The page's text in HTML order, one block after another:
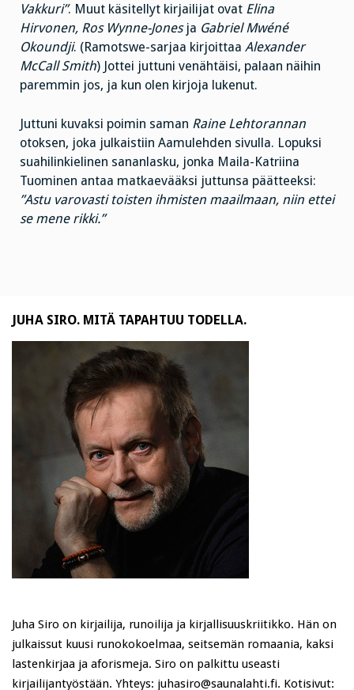
Vakkuri”. Muut käsitellyt kirjailijat ovat Elina
Hirvonen, Ros Wynne-Jonesja Gabriel Mwéné
Okoundji. (Ramotswe-sarjaa kirjoittaa Alexander
McCall Smith) Jottei juttuni venähtäisi, palaan näihin
paremmin jos, ja kun olen kirjoja lukenut.
Juttuni kuvaksi poimin saman Raine Lehtorannan
otoksen, joka julkaistiin Aamulehden sivulla. Lopuksi
suahilinkielinen sananlasku, jonka Maila-Katriina
Tuominen antaa matkaevääksi juttunsa päätteeksi:
”Astu varovasti toisten ihmisten maailmaan, niin ettei
se mene rikki.”
JUHA SIRO. MITÄ TAPAHTUU TODELLA.
Juha Siro on kirjailija, runoilija ja kirjallisuuskriitikko. Hän on
julkaissut kuusi runokokoelmaa, seitsemän romaania, kaksi
lastenkirjaa ja aforismeja. Siro on palkittu useasti
kirjailijantyöstään. Yhteys: juhasiro@saunalahti.fi. Kotisivut: